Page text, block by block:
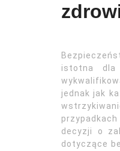
istotna dla
jednak jak
decyzji o
dotyczące